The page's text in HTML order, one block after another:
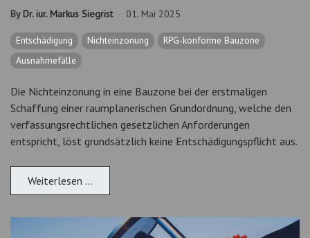
By Dr. iur. Markus Siegrist 01. Mai 2025
Entschädigung Nichteinzonung
RPG-konforme Bauzone
Ausnahmefälle
Die Nichteinzonung in eine Bauzone bei der erstmaligen
Schaffung einer raumplanerischen Grundordnung, welche den
verfassungsrechtlichen gesetzlichen Anforderungen
entspricht, löst grundsätzlich keine Entschädigungspflicht aus.
Weiterlesen …